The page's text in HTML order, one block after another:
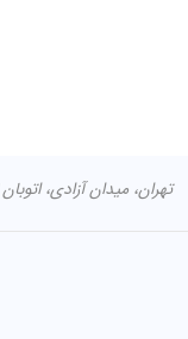
تهران، میدان آزادی، اتوبان لشگری، بعد از ایستگاه مترو